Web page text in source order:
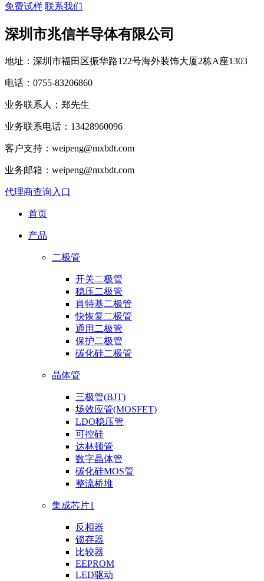
免费试样 联系我们
深圳市兆信半导体有限公司
地址：深圳市福田区振华路122号海外装饰大厦2栋A座1303
电话：0755-83206860
业务联系人：郑先生
业务联系电话：13428960096
客户支持：weipeng@mxbdt.com
业务邮箱：weipeng@mxbdt.com
代理商查询入口
首页
产品
二极管
开关二极管
稳压二极管
肖特基二极管
快恢复二极管
通用二极管
保护二极管
碳化硅二极管
晶体管
三极管(BJT)
场效应管(MOSFET)
LDO稳压管
可控硅
达林顿管
数字晶体管
碳化硅MOS管
整流桥堆
集成芯片1
反相器
锁存器
比较器
EEPROM
LED驱动